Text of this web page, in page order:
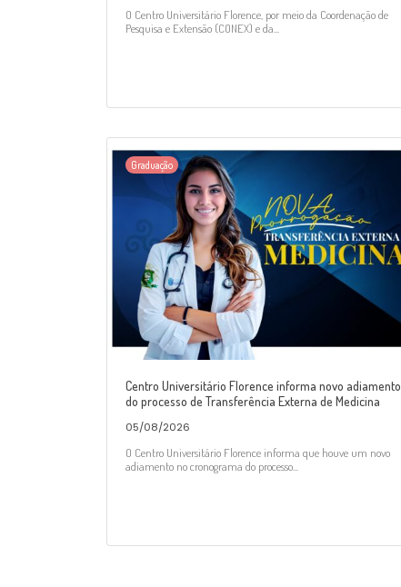
O Centro Universitário Florence, por meio da Coordenação de
Pesquisa e Extensão (CONEX) e da...
Graduação
Centro Universitário Florence informa novo adiamento
do processo de Transferência Externa de Medicina
05/08/2026
O Centro Universitário Florence informa que houve um novo
adiamento no cronograma do processo...